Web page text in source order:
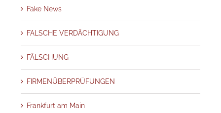
Fake News
FALSCHE VERDÄCHTIGUNG
FÄLSCHUNG
FIRMENÜBERPRÜFUNGEN
Frankfurt am Main